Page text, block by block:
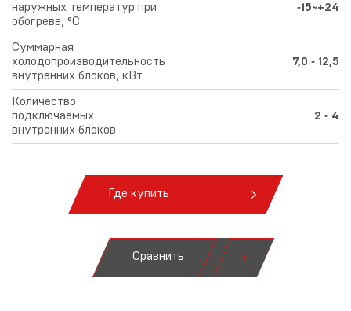
наружных температур при
обогреве, °С
‑15~+24
Суммарная
холодопроизводительность
внутренних блоков, кВт
7,0 ‑ 12,5
Количество
подключаемых
внутренних блоков
2 ‑ 4
Где купить
Сравнить